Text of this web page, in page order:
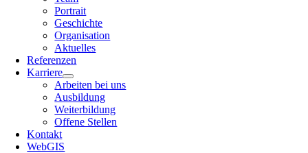
Portrait
Geschichte
Organisation
Aktuelles
Referenzen
Karriere
Arbeiten bei uns
Ausbildung
Weiterbildung
Offene Stellen
Kontakt
WebGIS